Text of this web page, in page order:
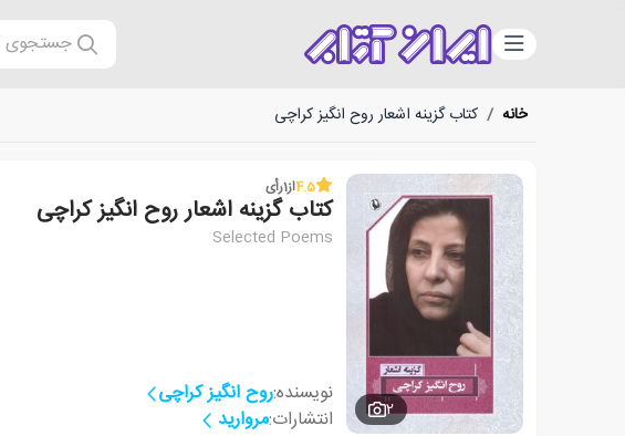
دسته‌بندی جستجوی
خانه / کتاب گزینه اشعار روح انگیز کراچی
2
4.5از1رأی
کتاب گزینه اشعار روح انگیز کراچی
Selected Poems
نویسنده:روح انگیز کراچی
انتشارات:مروارید